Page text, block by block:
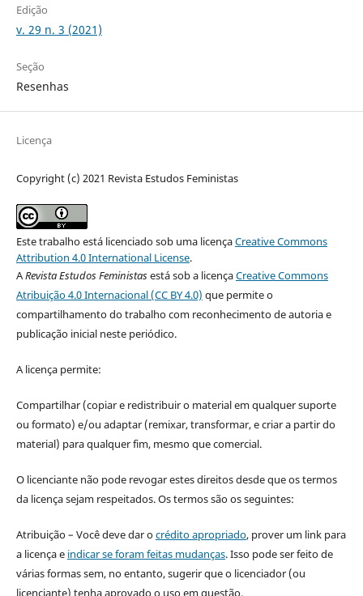
Edição
v. 29 n. 3 (2021)
Seção
Resenhas
Licença
Copyright (c) 2021 Revista Estudos Feministas
Este trabalho está licenciado sob uma licençaCreative Commons
Attribution 4.0 International License.
ARevista Estudos Feministasestá sob a licençaCreative Commons
Atribuição 4.0 Internacional (CC BY 4.0) que permite o
compartilhamento do trabalho com reconhecimento de autoria e
publicação inicial neste periódico.
A licença permite:
Compartilhar (copiar e redistribuir o material em qualquer suporte
ou formato) e/ou adaptar (remixar, transformar, e criar a partir do
material) para qualquer fim, mesmo que comercial.
O licenciante não pode revogar estes direitos desde que os termos
da licença sejam respeitados. Os termos são os seguintes:
Atribuição – Você deve dar ocrédito apropriado, prover um link para
a licença e indicar se foram feitas mudanças. Isso pode ser feito de
várias formas sem, no entanto, sugerir que o licenciador (ou
licenciante) tenha aprovado o uso em questão.